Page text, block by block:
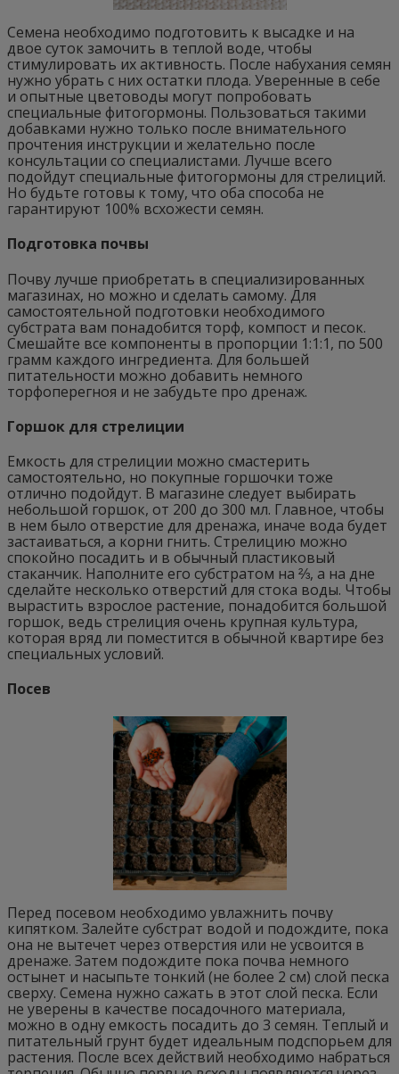
Семена необходимо подготовить к высадке и на
двое суток замочить в теплой воде, чтобы
стимулировать их активность. После набухания семян
нужно убрать с них остатки плода. Уверенные в себе
и опытные цветоводы могут попробовать
специальные фитогормоны. Пользоваться такими
добавками нужно только после внимательного
прочтения инструкции и желательно после
консультации со специалистами. Лучше всего
подойдут специальные фитогормоны для стрелиций.
Но будьте готовы к тому, что оба способа не
гарантируют 100% всхожести семян.
Подготовка почвы
Почву лучше приобретать в специализированных
магазинах, но можно и сделать самому. Для
самостоятельной подготовки необходимого
субстрата вам понадобится торф, компост и песок.
Смешайте все компоненты в пропорции 1:1:1, по 500
грамм каждого ингредиента. Для большей
питательности можно добавить немного
торфоперегноя и не забудьте про дренаж.
Горшок для стрелиции
Емкость для стрелиции можно смастерить
самостоятельно, но покупные горшочки тоже
отлично подойдут. В магазине следует выбирать
небольшой горшок, от 200 до 300 мл. Главное, чтобы
в нем было отверстие для дренажа, иначе вода будет
застаиваться, а корни гнить. Стрелицию можно
спокойно посадить и в обычный пластиковый
стаканчик. Наполните его субстратом на ⅔, а на дне
сделайте несколько отверстий для стока воды. Чтобы
вырастить взрослое растение, понадобится большой
горшок, ведь стрелиция очень крупная культура,
которая вряд ли поместится в обычной квартире без
специальных условий.
Посев
Перед посевом необходимо увлажнить почву
кипятком. Залейте субстрат водой и подождите, пока
она не вытечет через отверстия или не усвоится в
дренаже. Затем подождите пока почва немного
остынет и насыпьте тонкий (не более 2 см) слой песка
сверху. Семена нужно сажать в этот слой песка. Если
не уверены в качестве посадочного материала,
можно в одну емкость посадить до 3 семян. Теплый и
питательный грунт будет идеальным подспорьем для
растения. После всех действий необходимо набраться